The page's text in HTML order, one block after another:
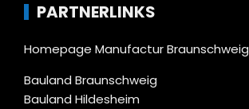
PARTNERLINKS
Homepage Manufactur Braunschweig
Bauland Braunschweig
Bauland Hildesheim